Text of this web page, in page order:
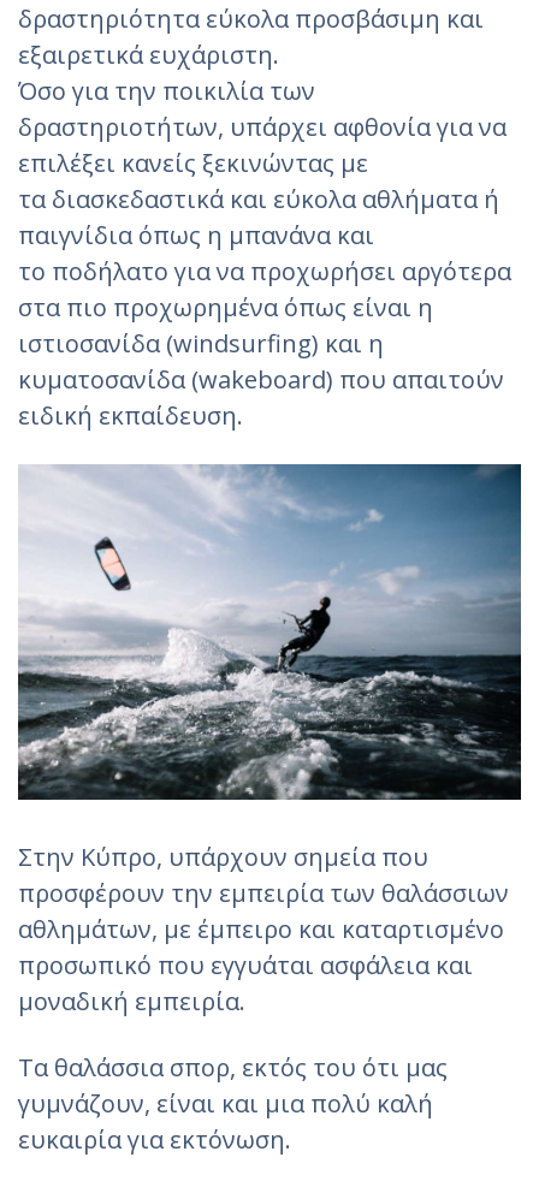
δραστηριότητα εύκολα προσβάσιμη και
εξαιρετικά ευχάριστη.
Όσο για την ποικιλία των
δραστηριοτήτων, υπάρχει αφθονία για να
επιλέξει κανείς ξεκινώντας με
τα διασκεδαστικά και εύκολα αθλήματα ή
παιγνίδια όπως η μπανάνα και
το ποδήλατο για να προχωρήσει αργότερα
στα πιο προχωρημένα όπως είναι η
ιστιοσανίδα (windsurfing) και η
κυματοσανίδα (wakeboard) που απαιτούν
ειδική εκπαίδευση.
Στην Κύπρο, υπάρχουν σημεία που
προσφέρουν την εμπειρία των θαλάσσιων
αθλημάτων, με έμπειρο και καταρτισμένο
προσωπικό που εγγυάται ασφάλεια και
μοναδική εμπειρία.
Tα θαλάσσια σπορ, εκτός του ότι µας
γυµνάζουν, είναι και µια πολύ καλή
ευκαιρία για εκτόνωση.